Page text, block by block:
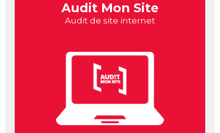
Audit Mon Site
Audit de site internet